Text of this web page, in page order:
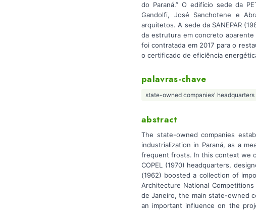
do Paraná.” O edifício sede da
Gandolfi, José Sanchotene e
arquitetos. A sede da SANEPAR
da estrutura em concreto
foi contratada em 2017 para o
o certificado de eficiência
palavras-chave
state-owned companies' headquarters
abstract
The state-owned companies
industrialization in Paraná, as a
frequent frosts. In this context we
COPEL (1970) headquarters,
(1962) boosted a collection of
Architecture National Competitions
de Janeiro, the main state-owned
an important influence on the